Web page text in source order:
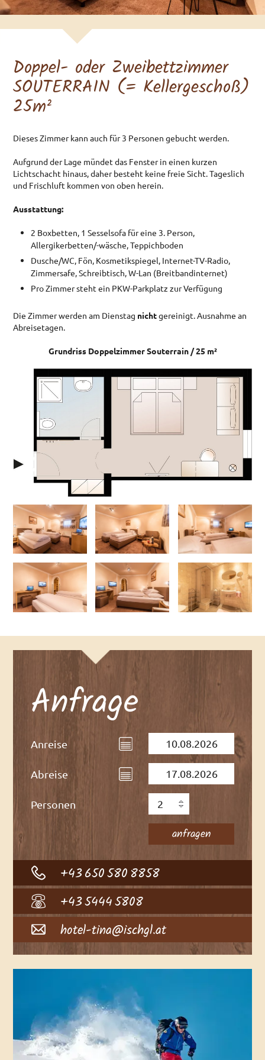
Doppel- oder Zweibettzimmer
SOUTERRAIN (= Kellergeschoß)
25m²
Dieses Zimmer kann auch für 3 Personen gebucht werden.
Aufgrund der Lage mündet das Fenster in einen kurzen
Lichtschacht hinaus, daher besteht keine freie Sicht. Tageslich
und Frischluft kommen von oben herein.
Ausstattung:
2 Boxbetten, 1 Sesselsofa für eine 3. Person,
Allergikerbetten/-wäsche, Teppichboden
Dusche/WC, Fön, Kosmetikspiegel, Internet-TV-Radio,
Zimmersafe, Schreibtisch, W-Lan (Breitbandinternet)
Pro Zimmer steht ein PKW-Parkplatz zur Verfügung
Die Zimmer werden am Dienstag nichtgereinigt. Ausnahme an
Abreisetagen.
Grundriss Doppelzimmer Souterrain / 25 m²
Anfrage
Anreise
Abreise
Personen
+43 650 580 8858
+43 5444 5808
hotel-tina@ischgl.at
Doppelzimmer
Dreibettzimmer
Doppelzimmer Souterrain
Umweltgesundheit
PREISE & AGBS
AGBs Zimmer
AGBs Appartements
ANREISE
SKIVERLEIHT &
SKIUNTERRICHT
IMPRESSUM